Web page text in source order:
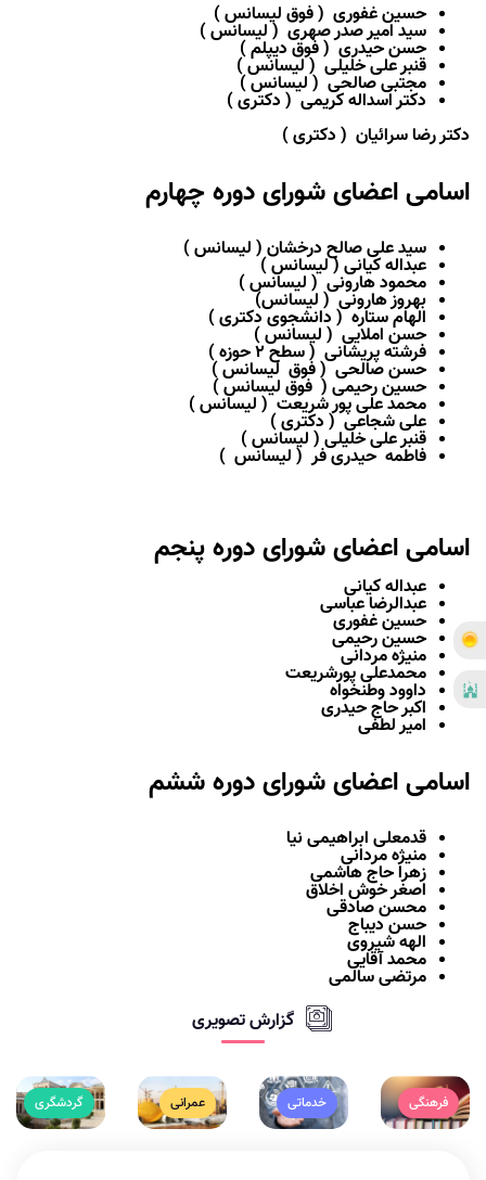
حسین غفوری ( فوق لیسانس )
سید امیر صدر صهری ( لیسانس )
حسن حیدری ( فوق دیپلم )
قنبر علی خلیلی ( لیسانس )
مجتبی صالحی ( لیسانس )
دکتر اسداله کریمی ( دکتری )
دکتر رضا سرائیان ( دکتری )
اسامی اعضای شورای دوره چهارم
سید علی صالح درخشان ( لیسانس )
عبداله کیانی ( لیسانس )
محمود هارونی ( لیسانس )
بهروز هارونی ( لیسانس)
الهام ستاره ( دانشجوی دکتری )
حسن املایی ( لیسانس )
فرشته پریشانی (سطح 2 حوزه )
حسن صالحی ( فوق لیسانس )
حسین رحیمی ( فوق لیسانس )
محمد علی پور شریعت ( لیسانس )
علی شجاعی ( دکتری )
قنبر علی خلیلی ( لیسانس )
فاطمه حیدری فر ( لیسانس )
اسامی اعضای شورای دوره پنجم
عبداله کیانی
عبدالرضا عباسی
حسین غفوری
حسین رحیمی
منیژه مردانی
محمدعلی پورشریعت
داوود وطنخواه
اکبر حاج حیدری
امیر لطفی
اسامی اعضای شورای دوره ششم
قدمعلی ابراهیمی نیا
منیژه مردانی
زهرا حاج هاشمی
اصغر خوش اخلاق
محسن صادقی
حسن دیباج
الهه شیروی
محمد آقایی
مرتضی سالمی
گزارش تصویری
فرهنگی خدماتی عمرانی گردشگری